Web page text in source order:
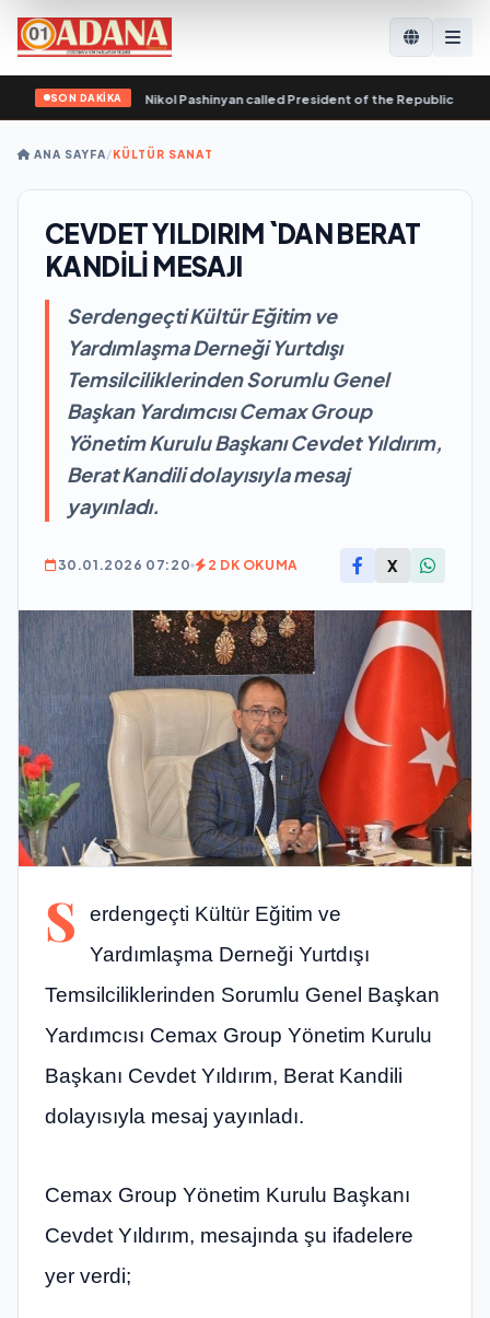
SON DAKİKA
of Armenia Nikol Pashinyan called President of the Republic of
ANA SAYFA/KÜLTÜR SANAT
CEVDET YILDIRIM `DAN BERAT
KANDİLİ MESAJI
Serdengeçti Kültür Eğitim ve
Yardımlaşma Derneği Yurtdışı
Temsilciliklerinden Sorumlu Genel
Başkan Yardımcısı Cemax Group
Yönetim Kurulu Başkanı Cevdet Yıldırım,
Berat Kandili dolayısıyla mesaj
yayınladı.
30.01.2026 07:20 2 DK OKUMA X
S
erdengeçti Kültür Eğitim ve
Yardımlaşma Derneği Yurtdışı
Temsilciliklerinden Sorumlu Genel Başkan
Yardımcısı Cemax Group Yönetim Kurulu
Başkanı Cevdet Yıldırım, Berat Kandili
dolayısıyla mesaj yayınladı.
Cemax Group Yönetim Kurulu Başkanı
Cevdet Yıldırım, mesajında şu ifadelere
yer verdi;